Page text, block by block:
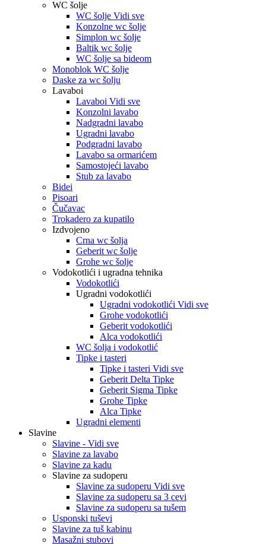
WC šolje
WC šolje Vidi sve
Konzolne wc šolje
Simplon wc šolje
Baltik wc šolje
WC šolje sa bideom
Monoblok WC šolje
Daske za wc šolju
Lavaboi
Lavaboi Vidi sve
Konzolni lavabo
Nadgradni lavabo
Ugradni lavabo
Podgradni lavabo
Lavabo sa ormarićem
Samostojeći lavabo
Stub za lavabo
Bidei
Pisoari
Čučavac
Trokadero za kupatilo
Izdvojeno
Crna wc šolja
Geberit wc šolje
Grohe wc šolje
Vodokotlići i ugradna tehnika
Vodokotlići
Ugradni vodokotlići
Ugradni vodokotlići Vidi sve
Grohe vodokotlići
Geberit vodokotlići
Alca vodokotlići
WC šolja i vodokotlić
Tipke i tasteri
Tipke i tasteri Vidi sve
Geberit Delta Tipke
Geberit Sigma Tipke
Grohe Tipke
Alca Tipke
Ugradni elementi
Slavine
Slavine - Vidi sve
Slavine za lavabo
Slavine za kadu
Slavine za sudoperu
Slavine za sudoperu Vidi sve
Slavine za sudoperu sa 3 cevi
Slavine za sudoperu sa tušem
Usponski tuševi
Slavine za tuš kabinu
Masažni stubovi